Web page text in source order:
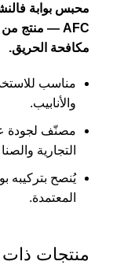
مكافحة الحريق.
مناسب
والأنابيب.
مصنّف لجودة
التجارية
يُنصح بتركيبه
المعتمدة.
منتجات